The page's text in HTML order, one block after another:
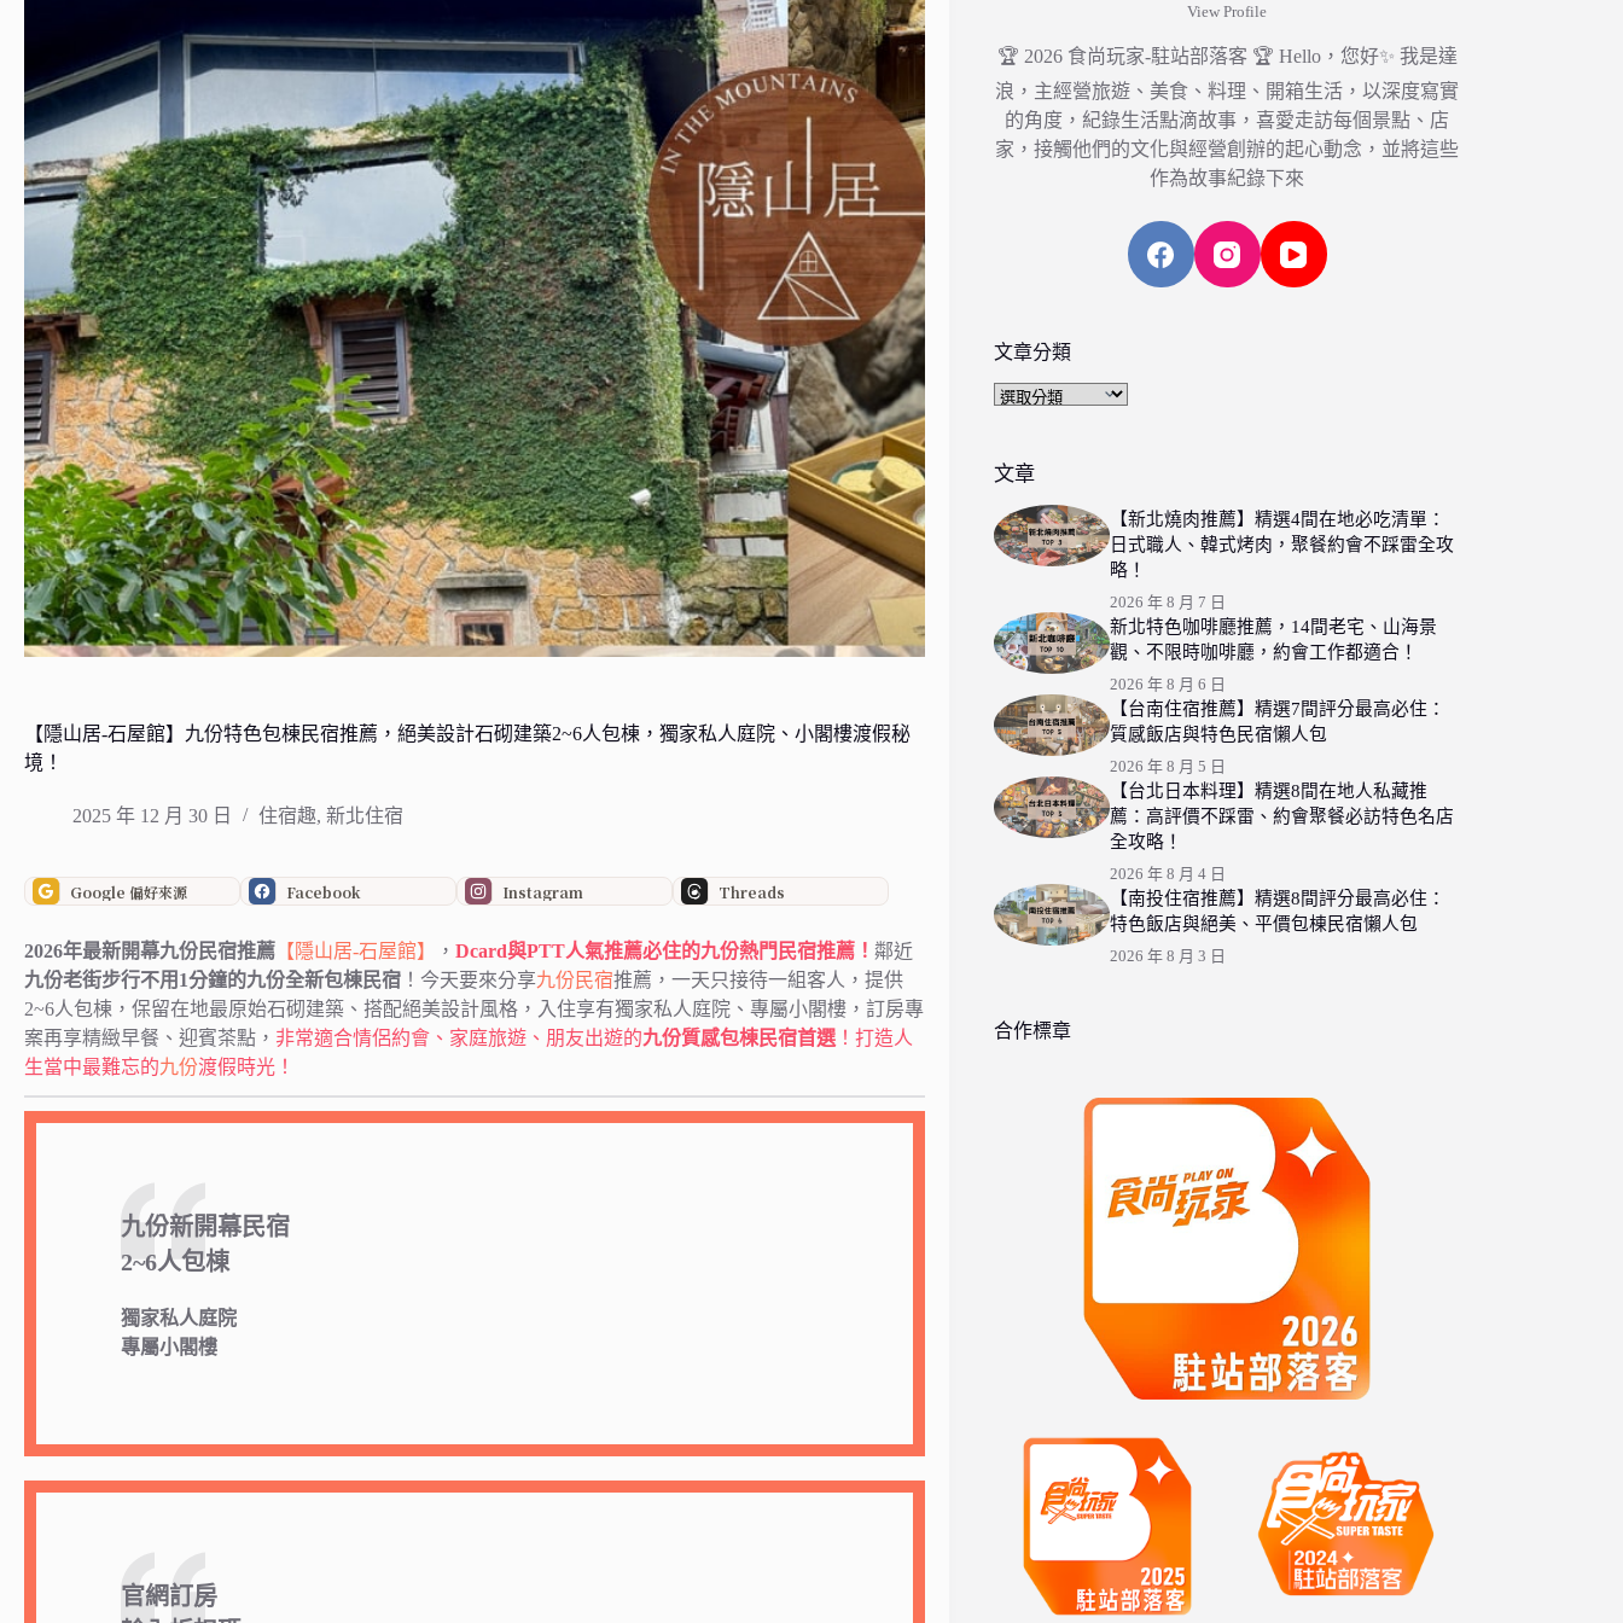
【隱山居-石屋館】九份特色包棟民宿推薦，絕美設計石砌建築2~6人包棟，獨家私人庭院、小閣樓渡假秘
境！
2025 年 12 月 30 日 住宿趣, 新北住宿
Google 偏好來源 Facebook Instagram Threads
2026年最新開幕九份民宿推薦 【隱山居-石屋館】 ， Dcard與PTT人氣推薦必住的九份熱門民宿推薦！ 鄰近
九份老街步行不用1分鐘的九份全新包棟民宿 ！今天要來分享九份民宿推薦，一天只接待一組客人，提供
2~6人包棟，保留在地最原始石砌建築、搭配絕美設計風格，入住享有獨家私人庭院、專屬小閣樓，訂房專
案再享精緻早餐、迎賓茶點， 非常適合情侶約會、家庭旅遊、朋友出遊的九份質感包棟民宿首選 ！打造人
生當中最難忘的九份渡假時光！
九份新開幕民宿
2~6人包棟
獨家私人庭院
專屬小閣樓
官網訂房
View Profile
🏆 2026 食尚玩家-駐站部落客 🏆 Hello，您好✨ 我是達
浪，主經營旅遊、美食、料理、開箱生活，以深度寫實
的角度，紀錄生活點滴故事，喜愛走訪每個景點、店
家，接觸他們的文化與經營創辦的起心動念，並將這些
作為故事紀錄下來
文章分類
文
類
文章
【新北燒肉推薦】精選4間在地必吃清單：
日式職人、韓式烤肉，聚餐約會不踩雷全攻
略！
2026 年 8 月 7 日
新北特色咖啡廳推薦，14間老宅、山海景
觀、不限時咖啡廳，約會工作都適合！
2026 年 8 月 6 日
【台南住宿推薦】精選7間評分最高必住：
質感飯店與特色民宿懶人包
2026 年 8 月 5 日
【台北日本料理】精選8間在地人私藏推
薦：高評價不踩雷、約會聚餐必訪特色名店
全攻略！
2026 年 8 月 4 日
【南投住宿推薦】精選8間評分最高必住：
特色飯店與絕美、平價包棟民宿懶人包
2026 年 8 月 3 日
合作標章